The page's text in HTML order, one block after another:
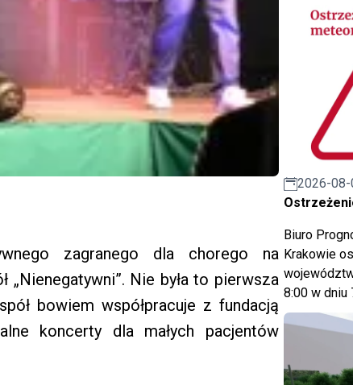
zagranego dla chorego na
Nie była to pierwsza
bowiem współpracuje z fundacją
koncerty dla małych pacjentów
2026-08-
Biuro
Krakowie
8:00 w dniu